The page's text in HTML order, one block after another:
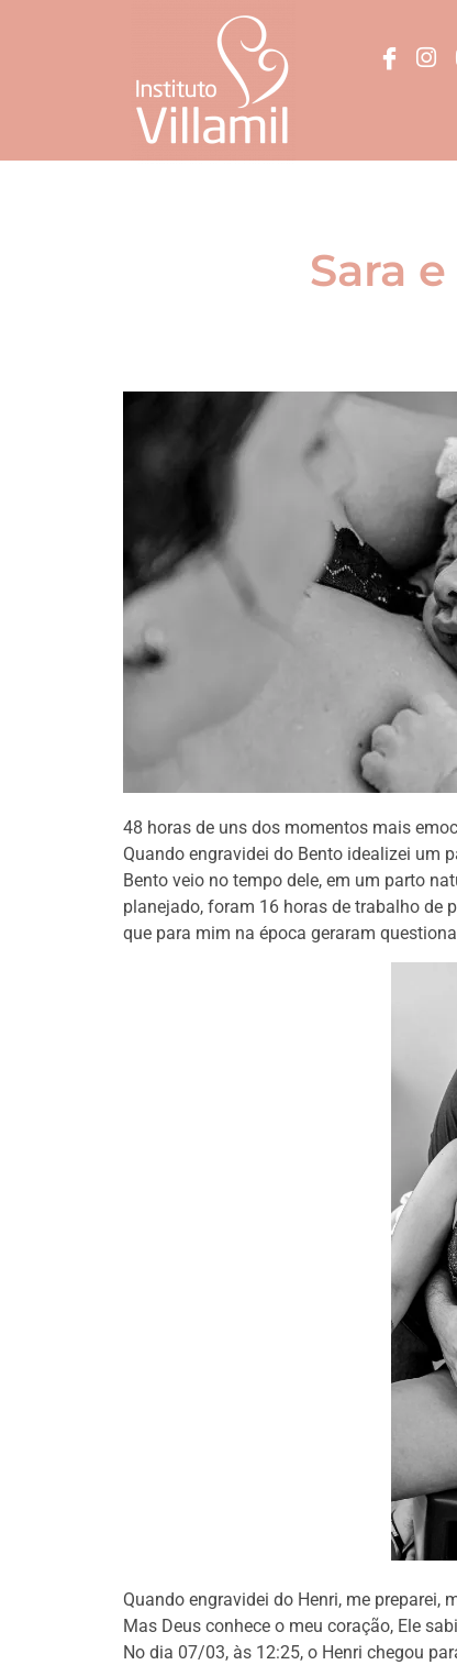
Sara
48 horas de uns dos momentos mais
Quando engravidei do Bento idealizei um
Bento veio no tempo dele, em um parto
planejado, foram 16 horas de trabalho de
que para mim na época geraram
Quando engravidei do Henri, me preparei,
Mas Deus conhece o meu coração, Ele
No dia 07/03, às 12:25, o Henri chegou